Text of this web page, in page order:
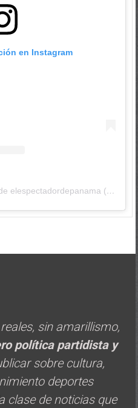
en Instagram
Una publicación compartida de elespectadordepanama (@elespectadordepanama)
sin amarillismo,
política partidista y
sobre cultura,
deportes
clase de noticias que